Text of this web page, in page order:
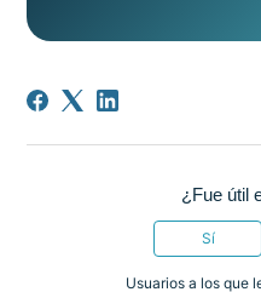
¿Fue útil
Sí
Usuarios a los que